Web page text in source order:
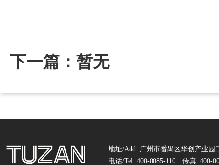
下一篇：暂无
地址/Add: 广州市番禺区华创产业园
电话/Tel: 400-0085-110 传真: 400-